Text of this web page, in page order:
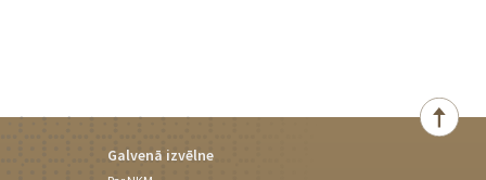
Galvenā izvēlne